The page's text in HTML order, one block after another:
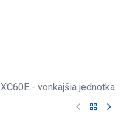
- vonkajšia jednotka